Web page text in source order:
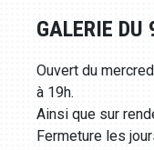
GALERIE DU
Ouvert du
à 19h.
Ainsi que sur
Fermeture les